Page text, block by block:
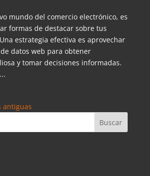
mundo del comercio electrónico, es
formas de destacar sobre tus
estrategia efectiva es aprovechar
datos web para obtener
y tomar decisiones informadas.
antiguas